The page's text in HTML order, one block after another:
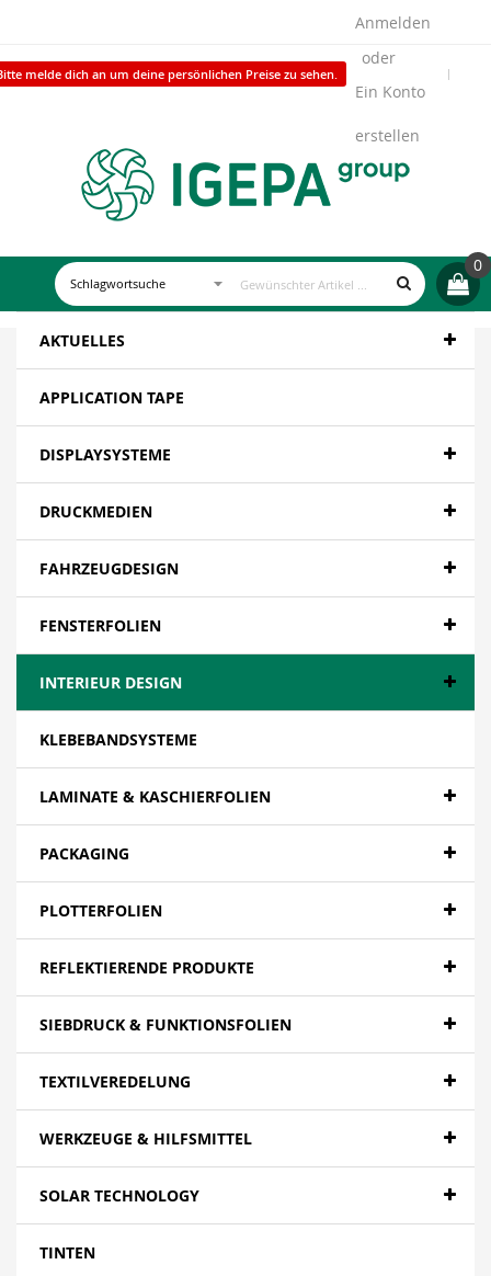
melde dich an um deine persönlichen Preise zu sehen.
Anmelden
Ein Konto
erstellen
0
AKTUELLES
APPLICATION TAPE
DISPLAYSYSTEME
DRUCKMEDIEN
FAHRZEUGDESIGN
FENSTERFOLIEN
INTERIEUR DESIGN
KLEBEBANDSYSTEME
LAMINATE & KASCHIERFOLIEN
PACKAGING
PLOTTERFOLIEN
REFLEKTIERENDE PRODUKTE
SIEBDRUCK & FUNKTIONSFOLIEN
TEXTILVEREDELUNG
WERKZEUGE & HILFSMITTEL
SOLAR TECHNOLOGY
TINTEN